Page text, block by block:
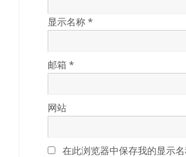
显示名称*
邮箱 *
网站
在此浏览器中保存我的显示